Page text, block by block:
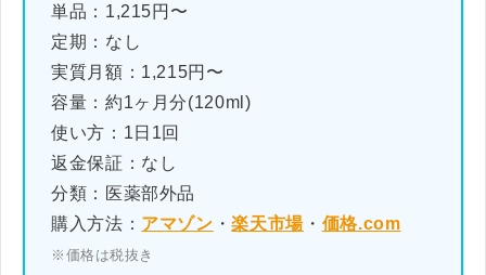
単品：1,215円〜
定期：なし
実質月額：1,215円〜
容量：約1ヶ月分(120ml)
使い方：1日1回
返金保証：なし
分類：医薬部外品
購入方法： アマゾン ・楽天市場・ 価格.com
※価格は税抜き